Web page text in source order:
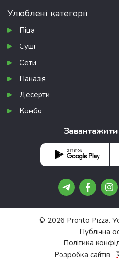
Улюблені категорії
Піца
Суші
Сети
Паназія
Десерти
Комбо
© 2026 Pronto Pizza.
Публічна
Політика
Розробка сайтів